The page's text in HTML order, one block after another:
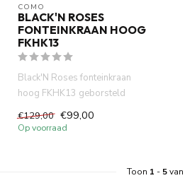
COMO
BLACK'N ROSES
FONTEINKRAAN HOOG
FKHK13
Black'N Roses fonteinkraan
hoog FKHK13 geborsteld
...
€129,00 €99,00
Op voorraad
Toon 1 - 5van